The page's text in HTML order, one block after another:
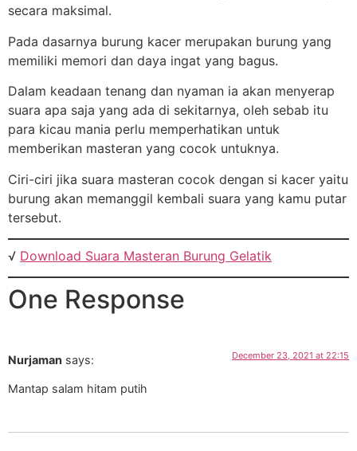
secara maksimal.
Pada dasarnya burung kacer merupakan burung yang
memiliki memori dan daya ingat yang bagus.
Dalam keadaan tenang dan nyaman ia akan menyerap
suara apa saja yang ada di sekitarnya, oleh sebab itu
para kicau mania perlu memperhatikan untuk
memberikan masteran yang cocok untuknya.
Ciri-ciri jika suara masteran cocok dengan si kacer yaitu
burung akan memanggil kembali suara yang kamu putar
tersebut.
√ Download Suara Masteran Burung Gelatik
One Response
Nurjaman says: December 23, 2021 at 22:15
Mantap salam hitam putih